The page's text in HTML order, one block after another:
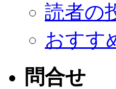
読者の
おすす
問合せ